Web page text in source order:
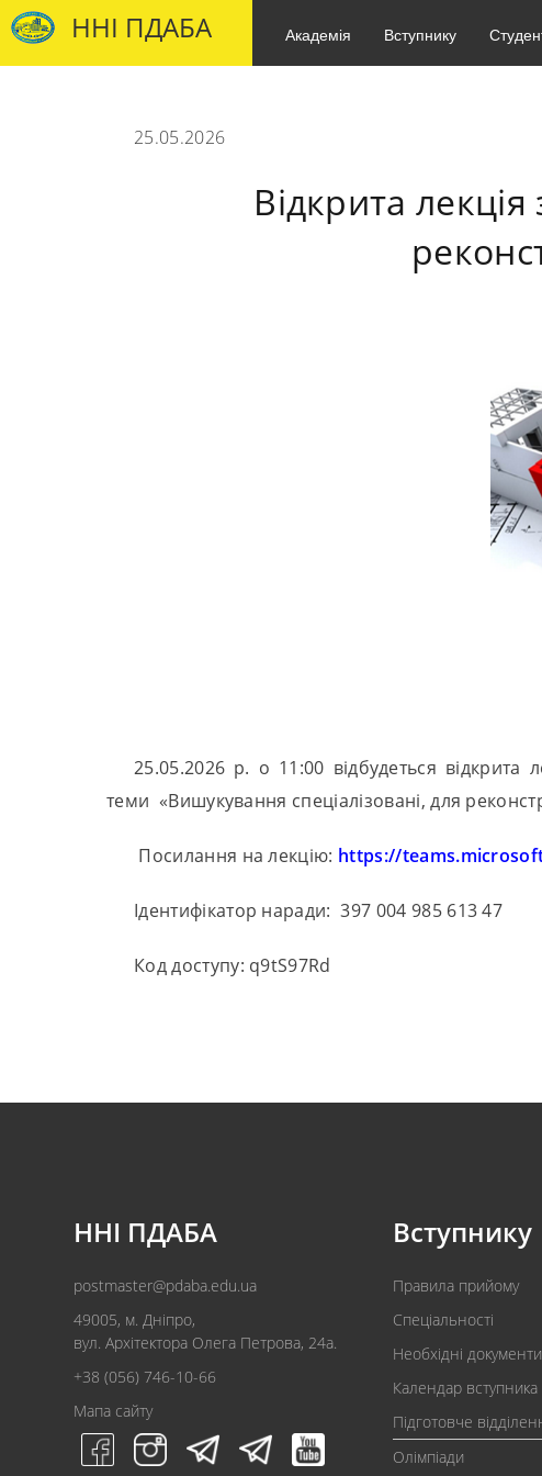
ННІ ПДАБА Академія Вступнику
25.05.2026
Відкрита
25.05.2026 р. о 11:00 відбудеться відкрита
теми «Вишукування спеціалізовані, для
Посилання на лекцію: https://
Ідентифікатор наради: 397 004 985 613 47
Код доступу: q9tS97Rd
ННІ ПДАБА
postmaster@pdaba.edu.ua
49005, м. Дніпро,
вул. Архітектора Олега Петрова, 24а.
+38 (056) 746-10-66
Мапа сайту
Вступнику
Правила прийому
Спеціальності
Необхідні документи
Календар вступника
Підготовче
Олімпіади